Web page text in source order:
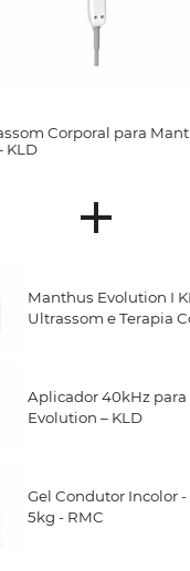
Corporal para
KLD
Manthus Evolution I
Ultrassom e Terapia
Aplicador 40kHz
Evolution – KLD
Gel Condutor Incolor
5kg - RMC